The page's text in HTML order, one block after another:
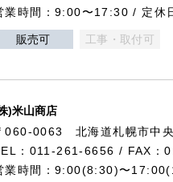
業時間：9:00〜17:30 / 定休
販売可 工事・取付可
)米山商店
060-0063 北海道札幌市中
：011-261-6656 / FAX：
業時間：9:00(8:30)〜